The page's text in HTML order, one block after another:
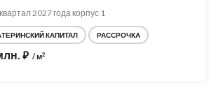
2027 года корпус 1
КАПИТАЛ РАССРОЧКА
⃏ / м2